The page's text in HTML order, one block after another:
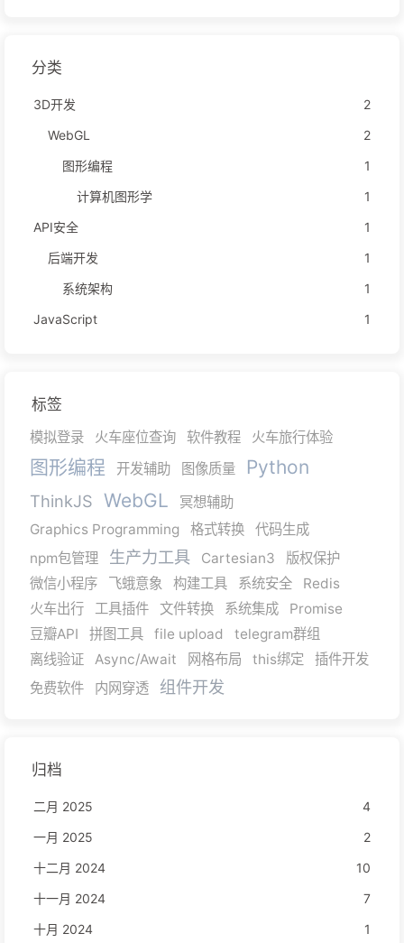
分类
3D开发
2
WebGL
2
图形编程
1
计算机图形学
1
API安全
1
后端开发
1
系统架构
1
JavaScript
1
标签
模拟登录 火车座位查询 软件教程 火车旅行体验
图形编程 开发辅助 图像质量 Python
ThinkJS WebGL
冥想辅助
Graphics Programming
格式转换
代码生成
npm包管理
生产力工具 Cartesian3
版权保护
微信小程序
飞蛾意象 构建工具 系统安全
Redis
火车出行
工具插件 文件转换 系统集成
Promise
豆瓣API
拼图工具 file upload
telegram群组
离线验证
Async/Await 网格布局 this绑定
插件开发
免费软件
内网穿透 组件开发
归档
二月 2025
4
一月 2025
2
十二月 2024
10
十一月 2024
7
十月 2024
1